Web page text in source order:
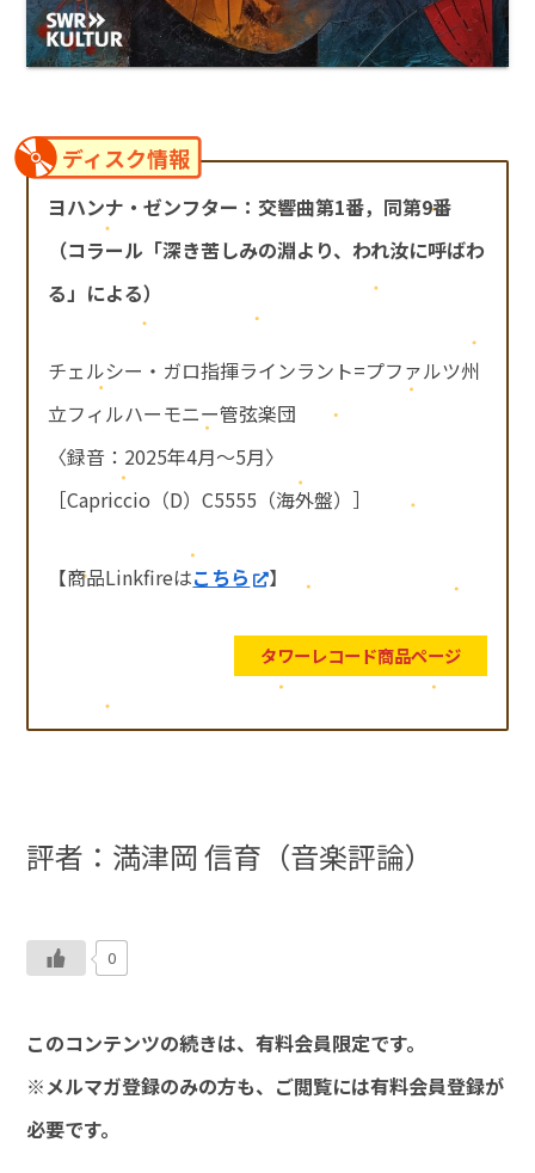
ディスク情報
ヨハンナ・ゼンフター：交響曲第1番，同第9番
（コラール「深き苦しみの淵より、われ汝に呼ばわ
る」による）
チェルシー・ガロ指揮ラインラント=プファルツ州
立フィルハーモニー管弦楽団
〈録音：2025年4月～5月〉
［Capriccio（D）C5555（海外盤）］
【商品Linkfireはこちら 】
タワーレコード商品ページ
評者：満津岡 信育（音楽評論）
0
このコンテンツの続きは、有料会員限定です。
※メルマガ登録のみの方も、ご閲覧には有料会員登録が
必要です。